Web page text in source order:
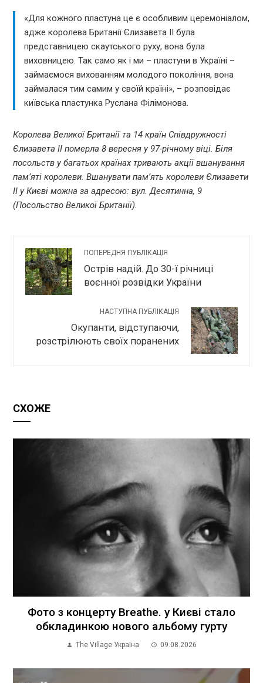
«Для кожного пластуна це є особливим церемоніалом,
адже королева Британії Єлизавета ІІ була
представницею скаутського руху, вона була
виховницею. Так само як і ми – пластуни в Україні –
займаємося вихованням молодого покоління, вона
займалася тим самим у своїй країні», – розповідає
київська пластунка Руслана Філімонова.
Королева Великої Британії та 14 країн Співдружності
Єлизавета ІІ померла 8 вересня у 97-річному віці. Біля
посольств у багатьох країнах тривають акції вшанування
пам’яті королеви. Вшанувати пам’ять королеви Єлизавети
ІІ у Києві можна за адресою: вул. Десятинна, 9
(Посольство Великої Британії).
ПОПЕРЕДНЯ ПУБЛІКАЦІЯ
Острів надій. До 30-ї річниці
воєнної розвідки України
НАСТУПНА ПУБЛІКАЦІЯ
Окупанти, відступаючи,
розстрілюють своїх поранених
СХОЖЕ
Фото з концерту Breathe. у Києві стало
обкладинкою нового альбому гурту
The Village Україна 09.08.2026